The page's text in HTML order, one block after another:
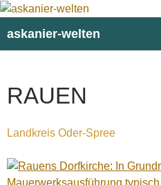
askanier-welten
RAUEN
Landkreis Oder-Spree